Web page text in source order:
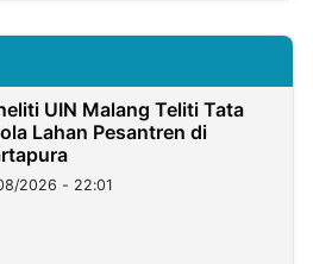
UIN Malang Teliti Tata
Lahan Pesantren di
2026 - 22:01